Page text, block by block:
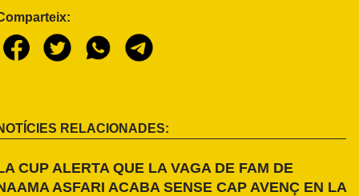
RELACIONADES:
CUP ALERTA QUE LA VAGA DE FAM DE
ASFARI ACABA SENSE CAP AVENÇ EN LA